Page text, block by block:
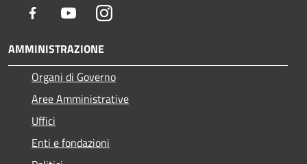
Facebook YoutubeInstagram
AMMINISTRAZIONE
Organi di Governo
Aree Amministrative
Uffici
Enti e fondazioni